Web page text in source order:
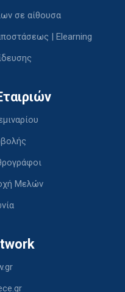
σε αίθουσα
| Elearning
Μελών